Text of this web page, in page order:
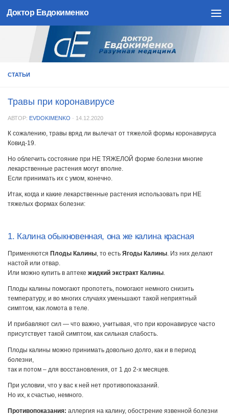
Skip to content
Доктор Евдокименко
СТАТЬИ
Травы при коронавирусе
АВТОР: EVDOKIMENKO · 14.12.2020
К сожалению, травы вряд ли вылечат от тяжелой формы коронавируса
Ковид-19.
Но облегчить состояние при НЕ ТЯЖЕЛОЙ форме болезни многие
лекарственные растения могут вполне.
Если принимать их с умом, конечно.
Итак, когда и какие лекарственные растения использовать при НЕ
тяжелых формах болезни:
1. Калина обыкновенная, она же калина красная
Применяются Плоды Калины, то есть Ягоды Калины. Из них делают
настой или отвар.
Или можно купить в аптеке жидкий экстракт Калины.
Плоды калины помогают пропотеть, помогают немного снизить
температуру, и во многих случаях уменьшают такой неприятный
симптом, как ломота в теле.
И прибавляют сил — что важно, учитывая, что при коронавирусе часто
присутствует такой симптом, как сильная слабость.
Плоды калины можно принимать довольно долго, как и в период
болезни,
так и потом – для восстановления, от 1 до 2-х месяцев.
При условии, что у вас к ней нет противопоказаний.
Но их, к счастью, немного.
Противопоказания: аллергия на калину, обострение язвенной болезни